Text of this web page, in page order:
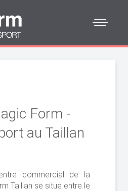
Form -
au Taillan
commercial de la
Taillan se situe entre le